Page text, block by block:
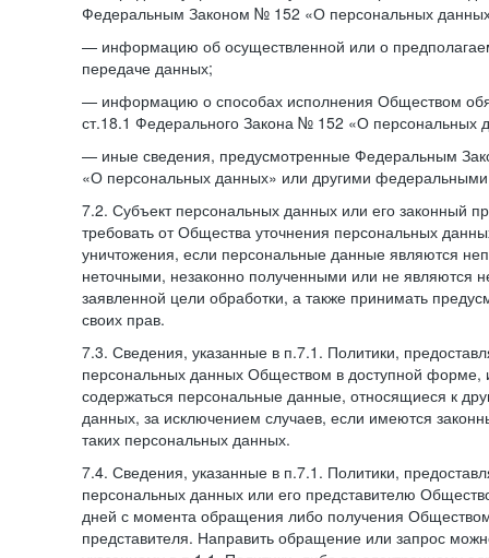
Федеральным Законом № 152 «О персональных
— информацию об осуществленной или о
передаче данных;
— информацию о способах исполнения Обществом
ст.18.1 Федерального Закона № 152 «О персональных
— иные сведения, предусмотренные Федеральным
«О персональных данных» или другими
7.2. Субъект персональных данных или его законный
требовать от Общества уточнения персональных
уничтожения, если персональные данные являются
неточными, незаконно полученными или не являются
заявленной цели обработки, а также принимать
своих прав.
7.3. Сведения, указанные в п.7.1. Политики,
персональных данных Обществом в доступной форме,
содержаться персональные данные, относящиеся к
данных, за исключением случаев, если имеются
таких персональных данных.
7.4. Сведения, указанные в п.7.1. Политики,
персональных данных или его представителю
дней с момента обращения либо получения
представителя. Направить обращение или запрос